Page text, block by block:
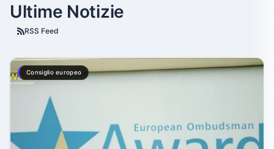
Ultime Notizie
RSS Feed
Consiglio europeo